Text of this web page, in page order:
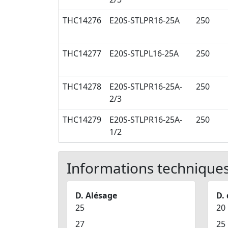
THC14276
E20S-STLPR16-25A 250
THC14277 E20S-STLPL16-25A 250
THC14278
E20S-STLPR16-25A-
2/3
250
THC14279
E20S-STLPR16-25A-
1/2
250
Informations
D. Alésage
25
27
D.
20
25